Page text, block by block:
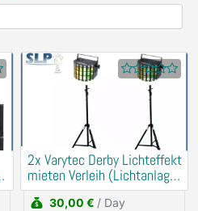
2x Varytec Derby Lichteffekt
mieten Verleih (Lichtanlage,
Party)
30,00 € / Day